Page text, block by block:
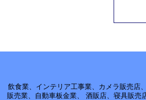
飲食業、インテリア工事業、カメラ販売店
販売業、自動車板金業、 酒販店、寝具販売